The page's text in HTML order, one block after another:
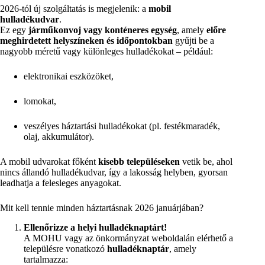
2026-tól új szolgáltatás is megjelenik: a mobil
hulladékudvar.
Ez egy járműkonvoj vagy konténeres egység, amely előre
meghirdetett helyszíneken és időpontokban gyűjti be a
nagyobb méretű vagy különleges hulladékokat – például:
elektronikai eszközöket,
lomokat,
veszélyes háztartási hulladékokat (pl. festékmaradék,
olaj, akkumulátor).
A mobil udvarokat főként kisebb településeken vetik be, ahol
nincs állandó hulladékudvar, így a lakosság helyben, gyorsan
leadhatja a felesleges anyagokat.
Mit kell tennie minden háztartásnak 2026 januárjában?
Ellenőrizze a helyi hulladéknaptárt!
A MOHU vagy az önkormányzat weboldalán elérhető a
településre vonatkozó hulladéknaptár, amely
tartalmazza: